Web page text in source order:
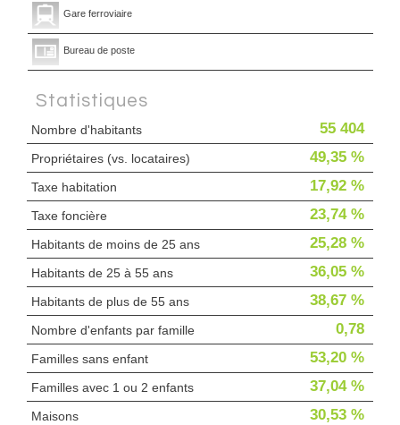
Gare ferroviaire
Bureau de poste
Statistiques
Nombre d'habitants 55 404
Propriétaires (vs. locataires) 49,35 %
Taxe habitation 17,92 %
Taxe foncière 23,74 %
Habitants de moins de 25 ans 25,28 %
Habitants de 25 à 55 ans 36,05 %
Habitants de plus de 55 ans 38,67 %
Nombre d'enfants par famille 0,78
Familles sans enfant 53,20 %
Familles avec 1 ou 2 enfants 37,04 %
Maisons 30,53 %